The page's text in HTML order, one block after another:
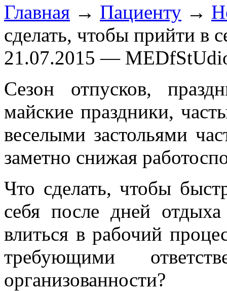
Главная → Пациенту →
сделать, чтобы прийти в
21.07.2015 —
Сезон отпусков,
майские праздники,
веселыми застольями
заметно снижая
Что сделать, чтобы
себя после дней
влиться в рабочий
требующими
организованности?